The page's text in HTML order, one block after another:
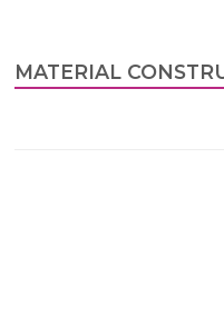
MATERIAL